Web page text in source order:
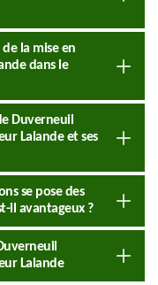
la mise en
dans le
Duverneuil
Lalande et ses
se pose des
il avantageux ?
Lalande